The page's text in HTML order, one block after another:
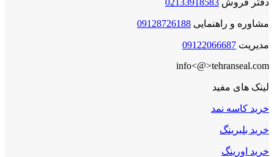
مشاوره و راهنمایی 09128726188
مدیریت 09122066687
info<@>tehranseal.com
لینک های مفید
خرید کاسه نمد
خرید بلبرینگ
خرید اورینگ